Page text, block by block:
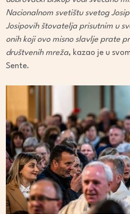
Nacionalnom svetištu svetog
Josipovih štovatelja prisutnim u
onih koji ovo misno slavlje prate
društvenih mreža, kazao je u
Sente.